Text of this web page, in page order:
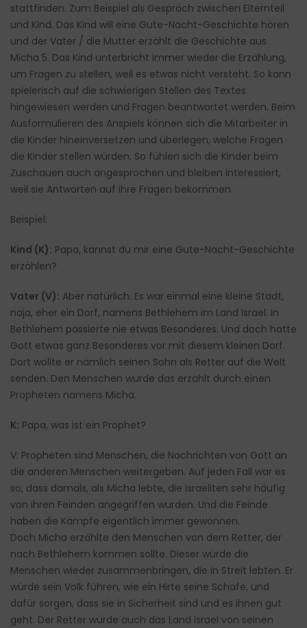
stattfinden. Zum Beispiel als Gespräch zwischen Elternteil
und Kind. Das Kind will eine Gute-Nacht-Geschichte hören
und der Vater / die Mutter erzählt die Geschichte aus
Micha 5. Das Kind unterbricht immer wieder die Erzählung,
um Fragen zu stellen, weil es etwas nicht versteht. So kann
spielerisch auf die schwierigen Stellen des Textes
hingewiesen werden und Fragen beantwortet werden. Beim
Ausformulieren des Anspiels können sich die Mitarbeiter in
die Kinder hineinversetzen und überlegen, welche Fragen
die Kinder stellen würden. So fühlen sich die Kinder beim
Zuschauen auch angesprochen und bleiben interessiert,
weil sie Antworten auf ihre Fragen bekommen.
Beispiel:
Kind (K): Papa, kannst du mir eine Gute-Nacht-Geschichte
erzählen?
Vater (V): Aber natürlich. Es war einmal eine kleine Stadt,
naja, eher ein Dorf, namens Bethlehem im Land Israel. In
Bethlehem passierte nie etwas Besonderes. Und doch hatte
Gott etwas ganz Besonderes vor mit diesem kleinen Dorf.
Dort wollte er nämlich seinen Sohn als Retter auf die Welt
senden. Den Menschen wurde das erzählt durch einen
Propheten namens Micha.
K: Papa, was ist ein Prophet?
V: Propheten sind Menschen, die Nachrichten von Gott an
die anderen Menschen weitergeben. Auf jeden Fall war es
so, dass damals, als Micha lebte, die Israeliten sehr häufig
von ihren Feinden angegriffen wurden. Und die Feinde
haben die Kämpfe eigentlich immer gewonnen.
Doch Micha erzählte den Menschen von dem Retter, der
nach Bethlehem kommen sollte. Dieser würde die
Menschen wieder zusammenbringen, die in Streit lebten. Er
würde sein Volk führen, wie ein Hirte seine Schafe, und
dafür sorgen, dass sie in Sicherheit sind und es ihnen gut
geht. Der Retter würde auch das Land Israel von seinen